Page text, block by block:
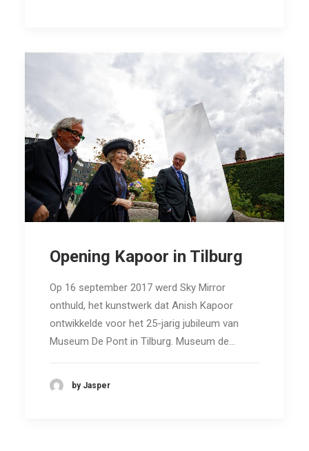
Opening Kapoor in Tilburg
Op 16 september 2017 werd Sky Mirror
onthuld, het kunstwerk dat Anish Kapoor
ontwikkelde voor het 25-jarig jubileum van
Museum De Pont in Tilburg. Museum de…
by Jasper